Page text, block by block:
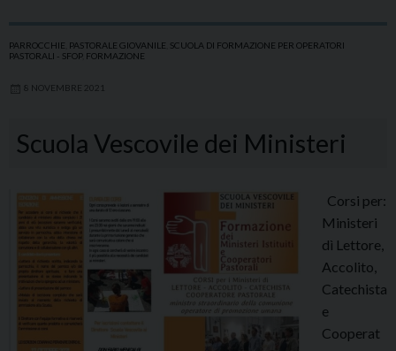
PARROCCHIE PASTORALE GIOVANILE SCUOLA DI FORMAZIONE PER OPERATORI
PASTORALI - SFOP, FORMAZIONE
8 NOVEMBRE 2021
Scuola Vescovile dei Ministeri
Corsi per:
Ministeri
dì Lettore,
Accolito,
Catechista
e
Cooperat